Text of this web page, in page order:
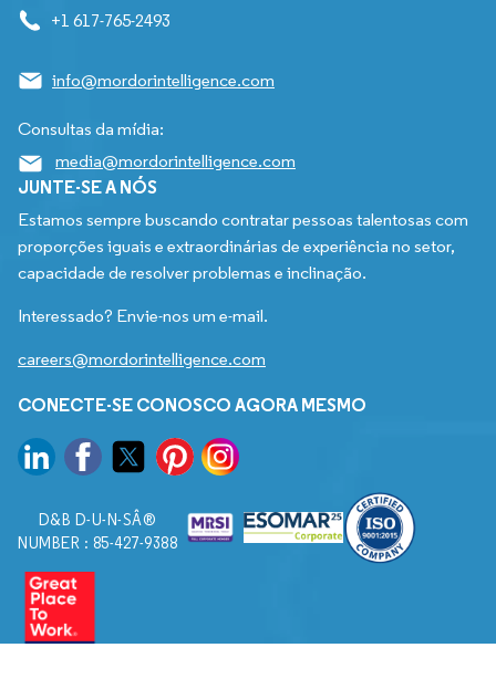
+1 617-765-2493
info@mordorintelligence.com
Consultas da mídia:
media@mordorintelligence.com
JUNTE-SE A NÓS
Estamos sempre buscando contratar pessoas talentosas com
proporções iguais e extraordinárias de experiência no setor,
capacidade de resolver problemas e inclinação.
Interessado? Envie-nos um e-mail.
careers@mordorintelligence.com
CONECTE-SE CONOSCO AGORA MESMO
D&B D-U-N-SÂ®
NUMBER : 85-427-9388